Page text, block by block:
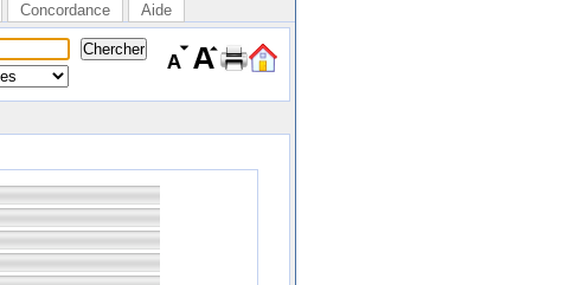
Concordance Aide